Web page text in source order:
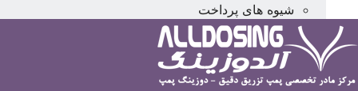
شیوه های پرداخت